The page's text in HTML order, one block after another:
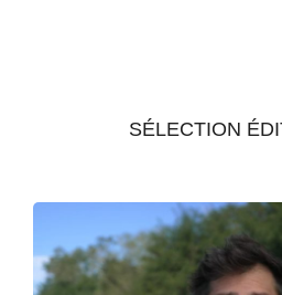
SÉLECTION